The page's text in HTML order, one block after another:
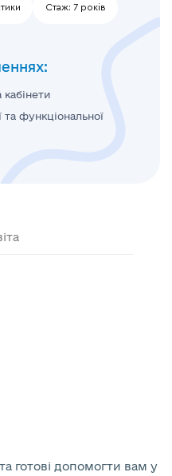
Стаж: 7 років
кабінети
та функціональної
готові допомогти вам у